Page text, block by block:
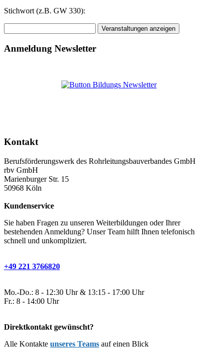
Stichwort (z.B. GW 330):
Anmeldung Newsletter
Kontakt
Berufsförderungswerk des Rohrleitungsbauverbandes GmbH
rbv GmbH
Marienburger Str. 15
50968 Köln
Kundenservice
Sie haben Fragen zu unseren Weiterbildungen oder Ihrer
bestehenden Anmeldung? Unser Team hilft Ihnen telefonisch
schnell und unkompliziert.
+49 221 3766820
Mo.-Do.: 8 - 12:30 Uhr & 13:15 - 17:00 Uhr
Fr.: 8 - 14:00 Uhr
Direktkontakt gewünscht?
Alle Kontakte unseres Teams auf einen Blick